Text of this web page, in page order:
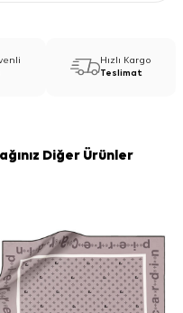
Hızlı Kargo
Teslimat
Diğer Ürünler